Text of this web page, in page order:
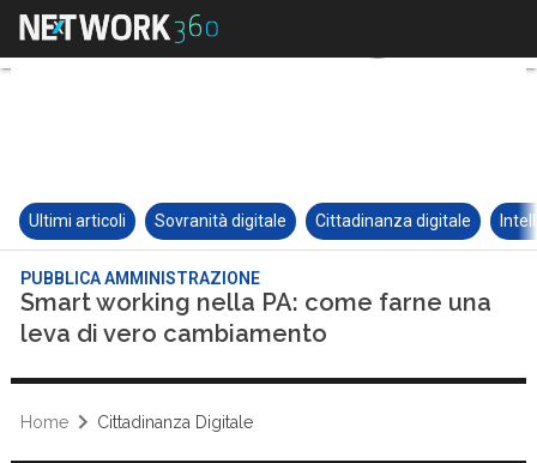
Ultimi articoli Sovranità digitale Cittadinanza digitale
PUBBLICA AMMINISTRAZIONE
Smart working nella PA: come farne una
leva di vero cambiamento
Home Cittadinanza Digitale